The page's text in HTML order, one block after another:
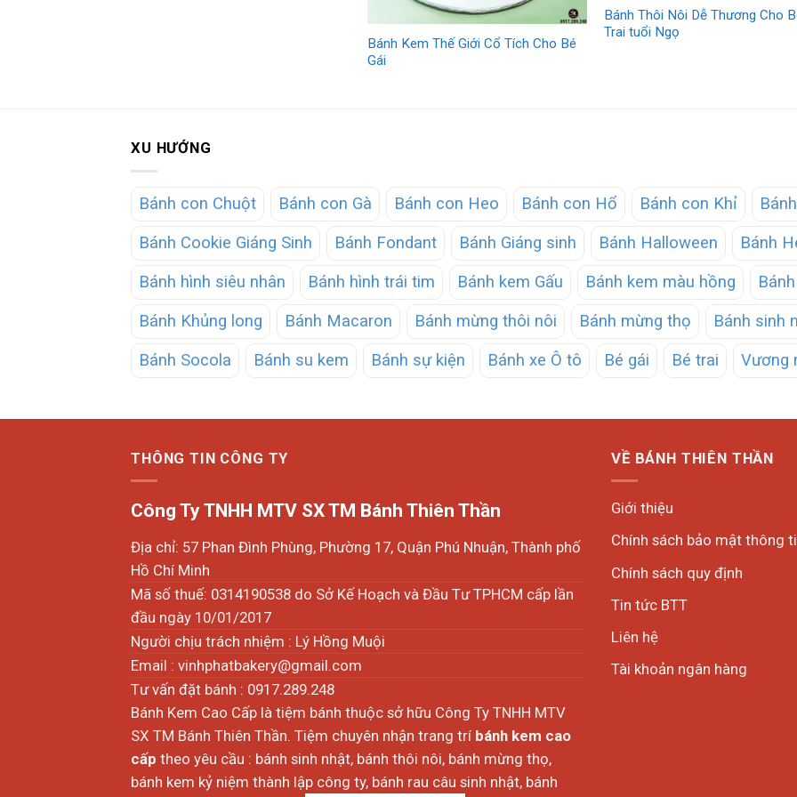
Bánh Kem Thế Giới Cổ Tích Cho Bé
Gái
Bánh Thôi Nôi Dễ Thương Cho
Trai tuổi Ngọ
XU HƯỚNG
Bánh con Chuột Bánh con Gà Bánh con Heo Bánh con Hổ Bánh con Khỉ
Bánh Cookie Giáng Sinh
Bánh Fondant Bánh Giáng sinh Bánh Halloween
Bánh
Bánh hình siêu nhân
Bánh hình trái tim Bánh kem Gấu Bánh kem màu hồng
Bánh Khủng long
Bánh Macaron Bánh mừng thôi nôi Bánh mừng thọ
Bánh sinh
Bánh Socola
Bánh su kem Bánh sự kiện Bánh xe Ô tô Bé gái Bé trai Vương
THÔNG TIN CÔNG TY
Công Ty TNHH MTV SX TM Bánh Thiên Thần
Địa chỉ: 57 Phan Đình Phùng, Phường 17, Quận Phú Nhuận, Thành phố
Hồ Chí Minh
Mã số thuế: 0314190538 do Sở Kế Hoạch và Đầu Tư TPHCM cấp lần
đầu ngày 10/01/2017
Người chịu trách nhiệm : Lý Hồng Muội
Email : vinhphatbakery@gmail.com
Tư vấn đặt bánh : 0917.289.248
Bánh Kem Cao Cấp là tiệm bánh thuộc sở hữu Công Ty TNHH MTV
SX TM Bánh Thiên Thần. Tiệm chuyên nhận trang trí bánh kem cao
cấp theo yêu cầu : bánh sinh nhật, bánh thôi nôi, bánh mừng thọ,
bánh kem kỷ niệm thành lập công ty, bánh rau câu sinh nhật, bánh
VỀ BÁNH THIÊN THẦN
Giới thiệu
Chính sách bảo mật thông
Chính sách quy định
Tin tức BTT
Liên hệ
Tài khoản ngân hàng